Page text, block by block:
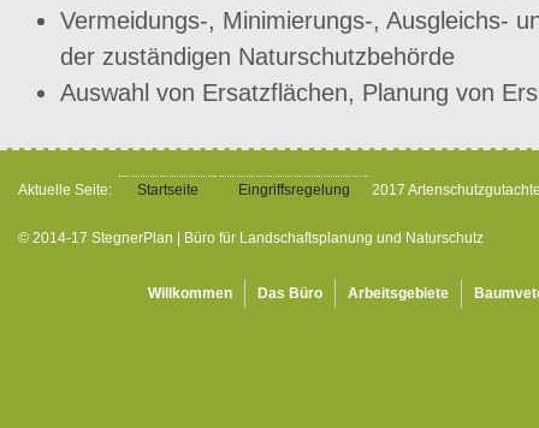
Vermeidungs-, Minimierungs-, Ausgleichs-
der zuständigen Naturschutzbehörde
Auswahl von Ersatzflächen, Planung von
Aktuelle Seite: Startseite Eingriffsregelung 2017
© 2014-17 StegnerPlan | Büro für Landschaftsplanung und Naturschutz
Willkommen Das Büro Arbeitsgebiete